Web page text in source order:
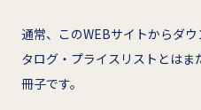
通常、このWEBサイトからダ
タログ・プライスリストとはま
冊子です。